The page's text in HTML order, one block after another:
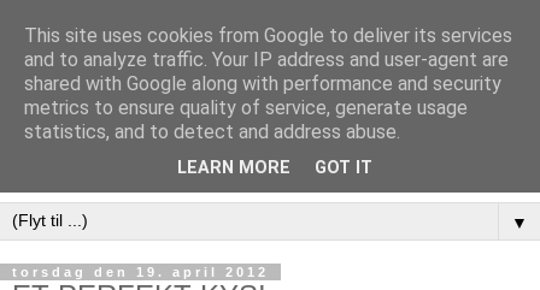
▼
torsdag den 19. april 2012
This site uses cookies from Google to deliver its services
and to analyze traffic. Your IP address and user-agent are
shared with Google along with performance and security
metrics to ensure quality of service, generate usage
statistics, and to detect and address abuse.
LEARN MORE GOT IT